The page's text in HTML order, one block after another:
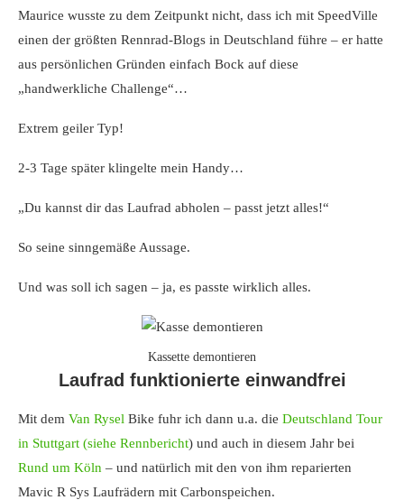
Maurice wusste zu dem Zeitpunkt nicht, dass ich mit SpeedVille
einen der größten Rennrad-Blogs in Deutschland führe – er hatte
aus persönlichen Gründen einfach Bock auf diese
„handwerkliche Challenge“…
Extrem geiler Typ!
2-3 Tage später klingelte mein Handy…
„Du kannst dir das Laufrad abholen – passt jetzt alles!“
So seine sinngemäße Aussage.
Und was soll ich sagen – ja, es passte wirklich alles.
Kassette demontieren
Laufrad funktionierte einwandfrei
Mit dem Van Rysel Bike fuhr ich dann u.a. die Deutschland Tour
in Stuttgart (siehe Rennbericht) und auch in diesem Jahr bei
Rund um Köln – und natürlich mit den von ihm reparierten
Mavic R Sys Laufrädern mit Carbonspeichen.